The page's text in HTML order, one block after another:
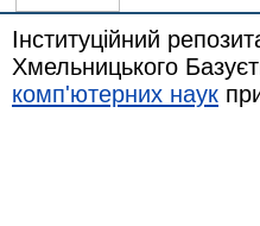
Інституційний
Хмельницького
комп'ютерних наук